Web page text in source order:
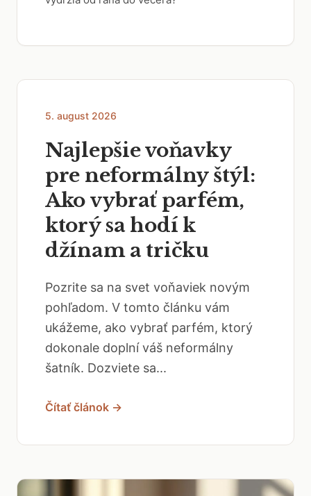
5. august 2026
Najlepšie voňavky
pre neformálny štýl:
Ako vybrať parfém,
ktorý sa hodí k
džínam a tričku
Pozrite sa na svet voňaviek novým
pohľadom. V tomto článku vám
ukážeme, ako vybrať parfém, ktorý
dokonale doplní váš neformálny
šatník. Dozviete sa...
Čítať článok →